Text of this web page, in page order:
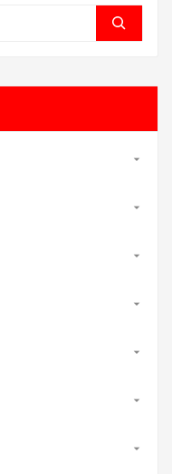






